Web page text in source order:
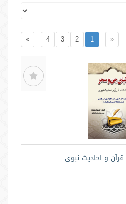
«
1
2
3
4
»
و احادیث نبوی